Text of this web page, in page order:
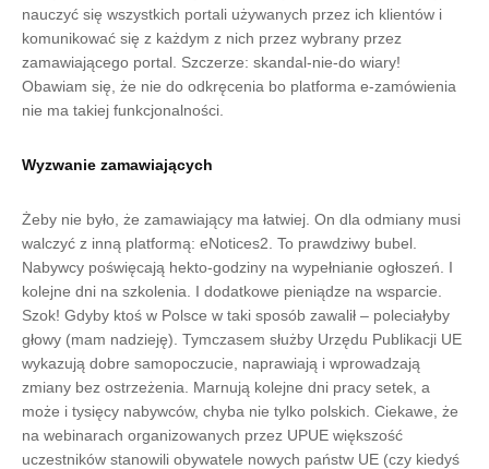
nauczyć się wszystkich portali używanych przez ich klientów i
komunikować się z każdym z nich przez wybrany przez
zamawiającego portal. Szczerze: skandal-nie-do wiary!
Obawiam się, że nie do odkręcenia bo platforma e-zamówienia
nie ma takiej funkcjonalności.
Wyzwanie zamawiających
Żeby nie było, że zamawiający ma łatwiej. On dla odmiany musi
walczyć z inną platformą: eNotices2. To prawdziwy bubel.
Nabywcy poświęcają hekto-godziny na wypełnianie ogłoszeń. I
kolejne dni na szkolenia. I dodatkowe pieniądze na wsparcie.
Szok! Gdyby ktoś w Polsce w taki sposób zawalił – poleciałyby
głowy (mam nadzieję). Tymczasem służby Urzędu Publikacji UE
wykazują dobre samopoczucie, naprawiają i wprowadzają
zmiany bez ostrzeżenia. Marnują kolejne dni pracy setek, a
może i tysięcy nabywców, chyba nie tylko polskich. Ciekawe, że
na webinarach organizowanych przez UPUE większość
uczestników stanowili obywatele nowych państw UE (czy kiedyś